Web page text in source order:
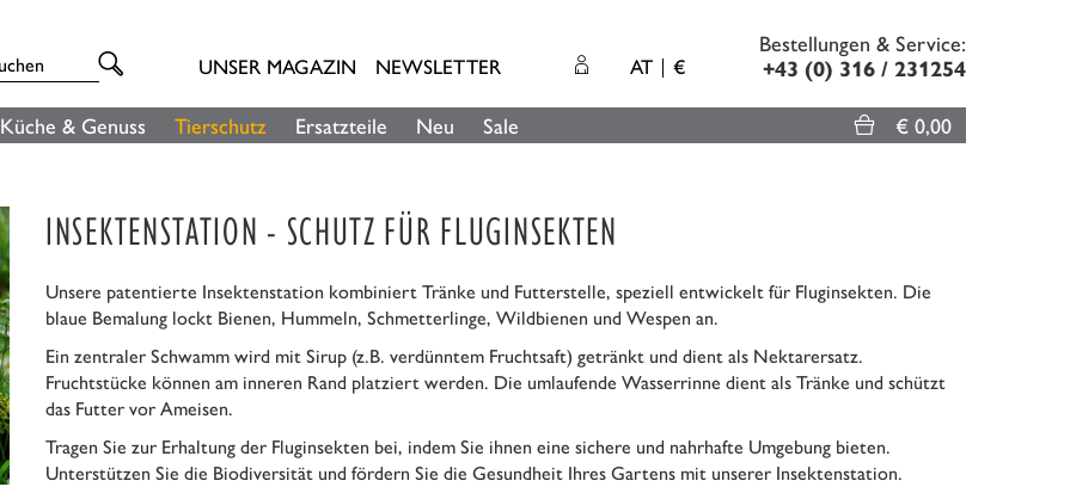
UNSER MAGAZIN NEWSLETTER AT €
Bestellungen & Service:
+43 (0) 316 / 231254
Küche & Genuss Tierschutz Ersatzteile Neu Sale € 0,00
INSEKTENSTATION - SCHUTZ FÜR FLUGINSEKTEN
Unsere patentierte Insektenstation kombiniert Tränke und Futterstelle, speziell entwickelt für Fluginsekten. Die
blaue Bemalung lockt Bienen, Hummeln, Schmetterlinge, Wildbienen und Wespen an.
Ein zentraler Schwamm wird mit Sirup (z.B. verdünntem Fruchtsaft) getränkt und dient als Nektarersatz.
Fruchtstücke können am inneren Rand platziert werden. Die umlaufende Wasserrinne dient als Tränke und schützt
das Futter vor Ameisen.
Tragen Sie zur Erhaltung der Fluginsekten bei, indem Sie ihnen eine sichere und nahrhafte Umgebung bieten.
Unterstützen Sie die Biodiversität und fördern Sie die Gesundheit Ihres Gartens mit unserer Insektenstation.